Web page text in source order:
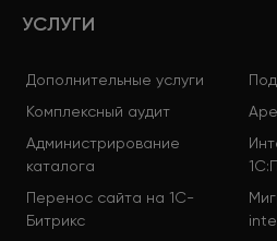
УСЛУГИ
Дополнительные услуги
Комплексный аудит
Администрирование
каталога
Перенос сайта на 1С-
Битрикс